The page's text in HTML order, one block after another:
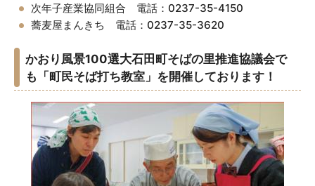
次年子産業協同組合 電話：0237-35-4150
蕎麦屋まんきち 電話：0237-35-3620
かおり風景100選大石田町そばの里推進協議会で
も「町民そば打ち教室」を開催しております！